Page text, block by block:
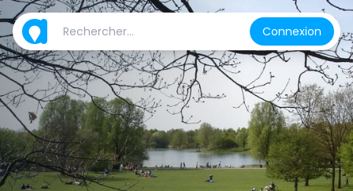
Connexion